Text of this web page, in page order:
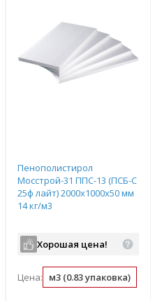
упаковка (1.2 м3) м2 (0.05 м3)
Пенополистирол
Мосстрой-31 ППС-13 (ПСБ-С
25ф лайт) 2000х1000х50 мм
14 кг/м3
Хорошая цена!
Цена: м3 (0.83 упаковка)